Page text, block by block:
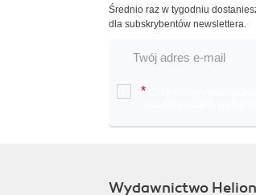
Średnio raz w tygodniu
dla subskrybentów newslettera.
*
Wydawnictwo Helion